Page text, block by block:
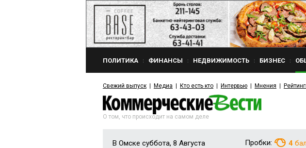
ПОЛИТИКА ФИНАНСЫ НЕДВИЖИМОСТЬ БИЗНЕС
Свежий выпуск Медиа Кто есть кто Интервью Мнения
О том, что происходит на самом деле
В Омске суббота, 8 Августа Пробки: 4